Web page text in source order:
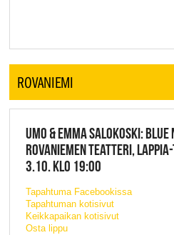
ROVANIEMI
UMO & EMMA SALOKOSKI: BLUE
ROVANIEMEN TEATTERI,
3.10. KLO 19:00
Tapahtuma Facebookissa
Tapahtuman kotisivut
Keikkapaikan kotisivut
Osta lippu